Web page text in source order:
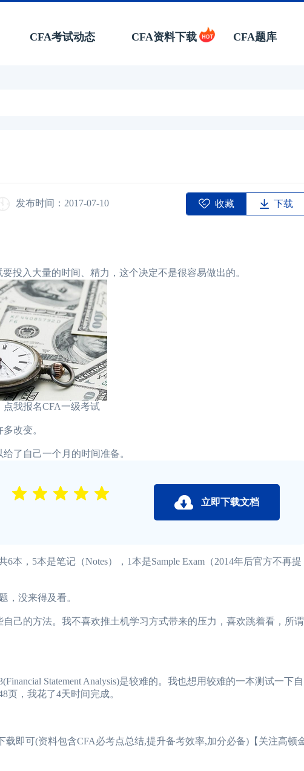
CFA考试动态 CFA资料下载 CFA题库
发布时间：2017-07-10 收藏 下载
入大量的时间、精力，这个决定不是很容易做出的。
我报名CFA一级考试
改变。
了自己一个月的时间准备。
立即下载文档
，5本是笔记（Notes），1本是Sample Exam（2014年后官方不再提
，没来得及看。
的方法。我不喜欢推土机学习方式带来的压力，喜欢跳着看，所谓
Statement Analysis)是较难的。我也想用较难的一本测试一下自
页，我花了4天时间完成。
即可(资料包含CFA必考点总结,提升备考效率,加分必备)【关注高顿